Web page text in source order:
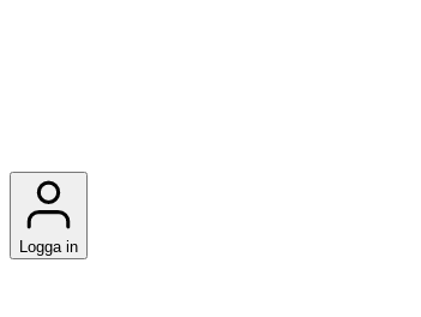
Logga in